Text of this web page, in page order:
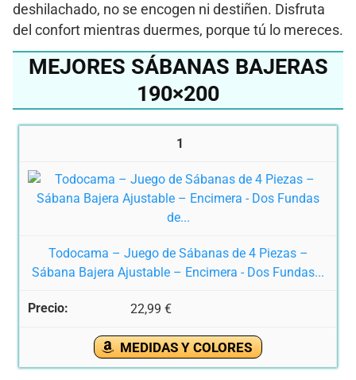
deshilachado, no se encogen ni destiñen. Disfruta
del confort mientras duermes, porque tú lo mereces.
MEJORES SÁBANAS BAJERAS
190×200
1
Todocama – Juego de Sábanas de 4 Piezas –
Sábana Bajera Ajustable – Encimera - Dos Fundas...
22,99 €
MEDIDAS Y COLORES